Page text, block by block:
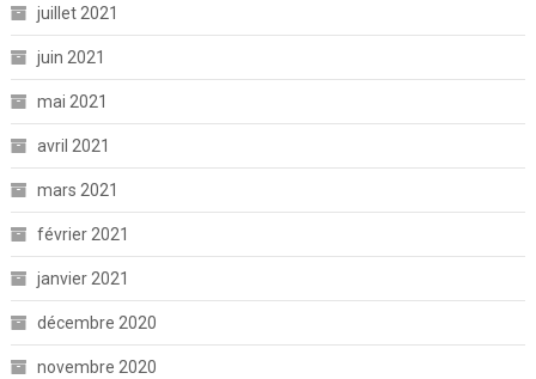
juillet 2021
juin 2021
mai 2021
avril 2021
mars 2021
février 2021
janvier 2021
décembre 2020
novembre 2020